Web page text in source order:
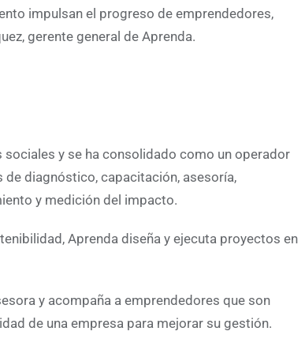
impulsan el progreso de emprendedores,
gerente general de Aprenda.
y se ha consolidado como un operador
diagnóstico, capacitación, asesoría,
y medición del impacto.
Aprenda diseña y ejecuta proyectos en
y acompaña a emprendedores que son
de una empresa para mejorar su gestión.